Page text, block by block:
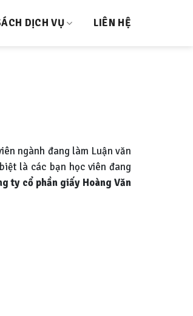
DỊCH VỤ LIÊN HỆ
ngành đang làm Luận văn
là các bạn học viên đang
ty cổ phần giấy Hoàng Văn